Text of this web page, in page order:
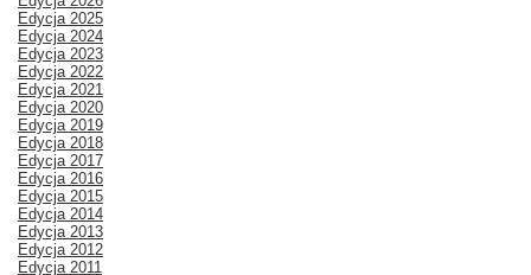
Edycja 2025
Edycja 2024
Edycja 2023
Edycja 2022
Edycja 2021
Edycja 2020
Edycja 2019
Edycja 2018
Edycja 2017
Edycja 2016
Edycja 2015
Edycja 2014
Edycja 2013
Edycja 2012
Edycja 2011